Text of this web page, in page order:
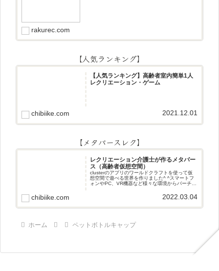
rakurec.com
【人気ランキング】
【人気ランキング】高齢者室内簡単1人
レクリエーション・ゲーム
chibiike.com 2021.12.01
【メタバースレク】
レクリエーション介護士が作るメタバー
ス（高齢者仮想空間）
clusterのアプリのワールドクラフトを使って仮
想空間で遊べる世界を作りました^ ^スマートフ
ォンやPC、VR機器など様々な環境からバーチャ
chibiike.com 2022.03.04
ホーム ペットボトルキャップ